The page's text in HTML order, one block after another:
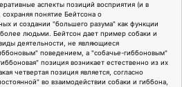
аспекты позиций восприятия (и в
понятие Бейтсона о
и создании "большего разума" как функции
людьми. Бейтсон дает пример собаки и
деятельности, не являющиеся
поведением, а "собачье-гиббоновым"
позиция возникает естественно из их
четвертая позиция является, согласно
во взаимодействии собаки и гиббона,